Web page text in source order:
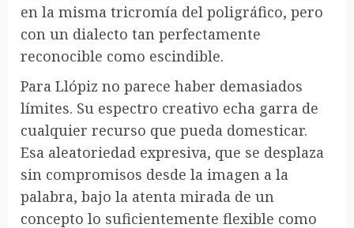
en la misma tricromía del poligráfico, pero
con un dialecto tan perfectamente
reconocible como escindible.
Para Llópiz no parece haber demasiados
límites. Su espectro creativo echa garra de
cualquier recurso que pueda domesticar.
Esa aleatoriedad expresiva, que se desplaza
sin compromisos desde la imagen a la
palabra, bajo la atenta mirada de un
concepto lo suficientemente flexible como